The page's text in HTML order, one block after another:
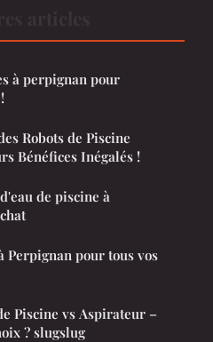
à perpignan pour
Robots de Piscine
Bénéfices Inégalés !
de piscine à
Perpignan pour tous vos
Piscine vs Aspirateur –
? slugslug